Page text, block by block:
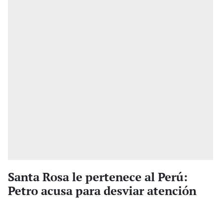
Santa Rosa le pertenece al Perú:
Petro acusa para desviar atención